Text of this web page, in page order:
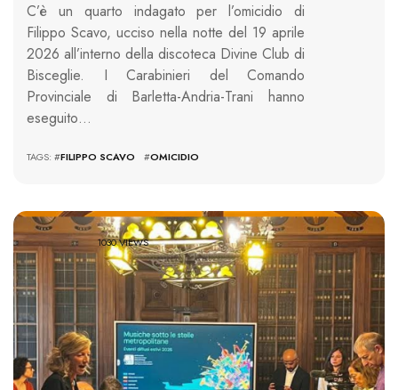
C’è un quarto indagato per l’omicidio di
Filippo Scavo, ucciso nella notte del 19 aprile
2026 all’interno della discoteca Divine Club di
Bisceglie. I Carabinieri del Comando
Provinciale di Barletta-Andria-Trani hanno
eseguito…
TAGS: #FILIPPO SCAVO #OMICIDIO
1030 VIEWS